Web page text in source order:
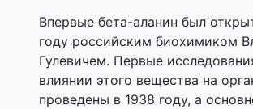
Впервые бета-аланин был
году российским биохимиком
Гулевичем. Первые
влиянии этого вещества на
проведены в 1938 году, а